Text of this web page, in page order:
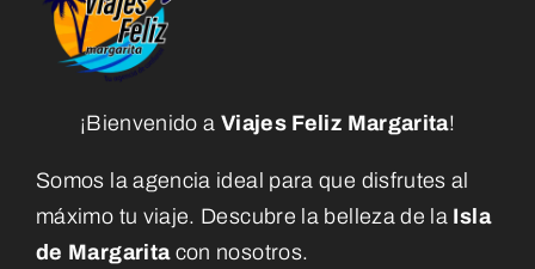
¡Bienvenido a Viajes Feliz Margarita!
Somos la agencia ideal para que disfrutes al
máximo tu viaje. Descubre la belleza de la Isla
de Margaritacon nosotros.